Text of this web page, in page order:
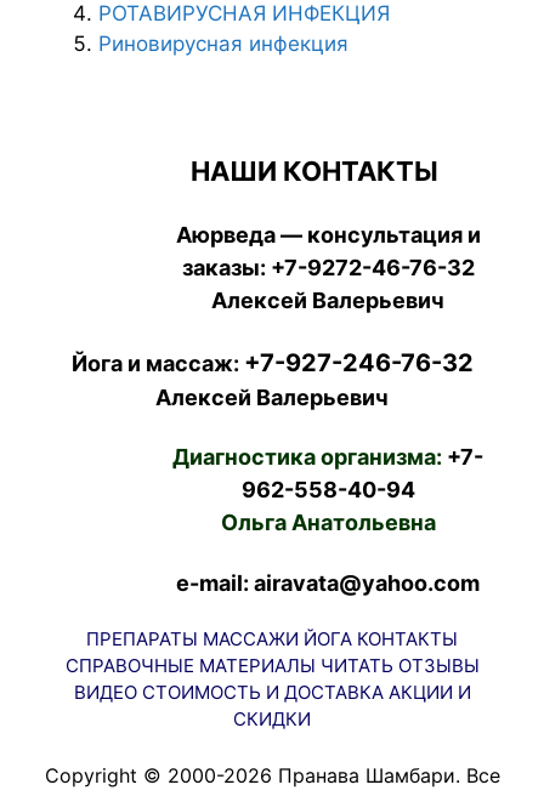
РОТАВИРУСНАЯ ИНФЕКЦИЯ
Риновирусная инфекция
НАШИ КОНТАКТЫ
Аюрведа — консультация и
заказы: +7-9272-46-76-32
Алексей Валерьевич
Йога и массаж: +7-927-246-76-32
Алексей Валерьевич
Диагностика организма: +7-
962-558-40-94
Ольга Анатольевна
e-mail: airavata@yahoo.com
ПРЕПАРАТЫ МАССАЖИ ЙОГА КОНТАКТЫ
СПРАВОЧНЫЕ МАТЕРИАЛЫ ЧИТАТЬ ОТЗЫВЫ
ВИДЕО СТОИМОСТЬ И ДОСТАВКА АКЦИИ И
СКИДКИ
Copyright © 2000-2026 Пранава Шамбари. Все